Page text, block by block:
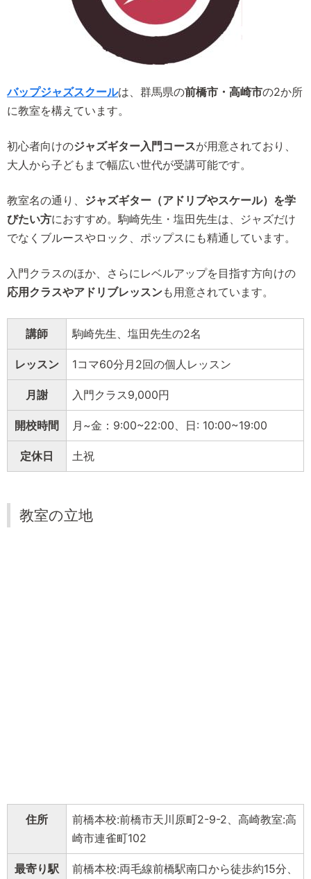
バップジャズスクールは、群馬県の前橋市・高崎市の2か所
に教室を構えています。
初心者向けのジャズギター入門コースが用意されており、
大人から子どもまで幅広い世代が受講可能です。
教室名の通り、 ジャズギター（アドリブやスケール）を学
びたい方におすすめ。駒崎先生・塩田先生は、ジャズだけ
でなくブルースやロック、ポップスにも精通しています。
入門クラスのほか、さらにレベルアップを目指す方向けの
応用クラスやアドリブレッスンも用意されています。
講師 駒崎先生、塩田先生の2名
レッスン 1コマ60分月2回の個人レッスン
月謝 入門クラス9,000円
開校時間 月~金：9:00~22:00、日: 10:00~19:00
定休日 土祝
教室の立地
住所
前橋本校:前橋市天川原町2-9-2、高崎教室:高
崎市連雀町102
最寄り駅
前橋本校:両毛線前橋駅南口から徒歩約15分、